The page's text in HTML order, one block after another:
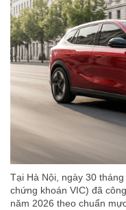
Tại Hà Nội, ngày 30
chứng khoán VIC) đã
năm 2026 theo chuẩn